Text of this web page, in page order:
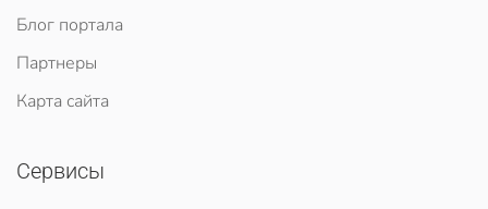
Блог портала
Партнеры
Карта сайта
Сервисы